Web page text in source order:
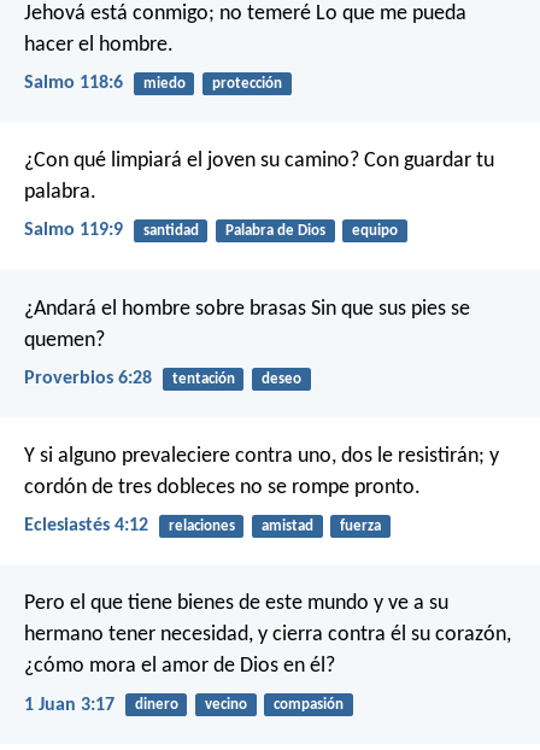
Jehová está conmigo; no temeré Lo que me pueda
hacer el hombre.
Salmo 118:6 miedo protección
¿Con qué limpiará el joven su camino? Con guardar tu
palabra.
Salmo 119:9 santidad Palabra de Dios equipo
¿Andará el hombre sobre brasas Sin que sus pies se
quemen?
Proverbios 6:28 tentación deseo
Y si alguno prevaleciere contra uno, dos le resistirán; y
cordón de tres dobleces no se rompe pronto.
Eclesiastés 4:12 relaciones amistad fuerza
Pero el que tiene bienes de este mundo y ve a su
hermano tener necesidad, y cierra contra él su corazón,
¿cómo mora el amor de Dios en él?
1 Juan 3:17 dinero vecino compasión